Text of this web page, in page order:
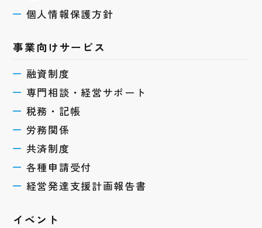
個人情報保護方針
事業向けサービス
融資制度
専門相談・経営サポート
税務・記帳
労務関係
共済制度
各種申請受付
経営発達支援計画報告書
イベント